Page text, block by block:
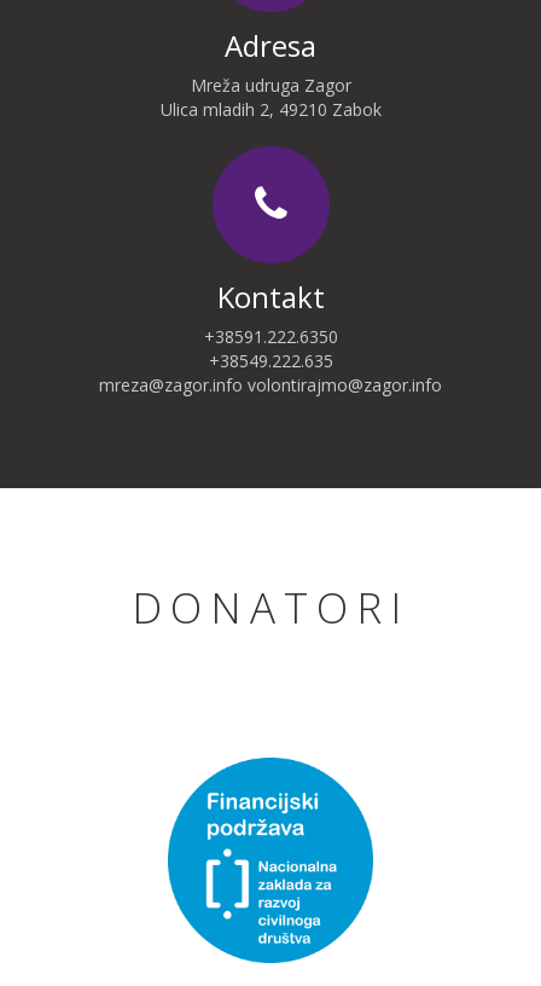
Adresa
Mreža udruga Zagor
Ulica mladih 2, 49210 Zabok
Kontakt
+38591.222.6350
+38549.222.635
mreza@zagor.info volontirajmo@zagor.info
DONATORI